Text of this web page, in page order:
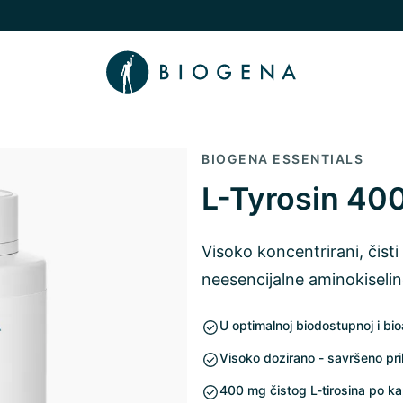
podizbornik
isključi Znanje podizbornik
BIOGENA ESSENTIALS
L-Tyrosin
Visoko koncentrirani,
neesencijalne
U optimalnoj biodostupnoj i
Visoko dozirano - savršeno
400 mg čistog L-tirosina po